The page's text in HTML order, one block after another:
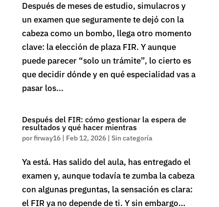
Después de meses de estudio, simulacros y
un examen que seguramente te dejó con la
cabeza como un bombo, llega otro momento
clave: la elección de plaza FIR. Y aunque
puede parecer “solo un trámite”, lo cierto es
que decidir dónde y en qué especialidad vas a
pasar los...
Después del FIR: cómo gestionar la espera de
resultados y qué hacer mientras
porfirway16| Feb 12, 2026| Sin categoría
Ya está. Has salido del aula, has entregado el
examen y, aunque todavía te zumba la cabeza
con algunas preguntas, la sensación es clara:
el FIR ya no depende de ti. Y sin embargo…